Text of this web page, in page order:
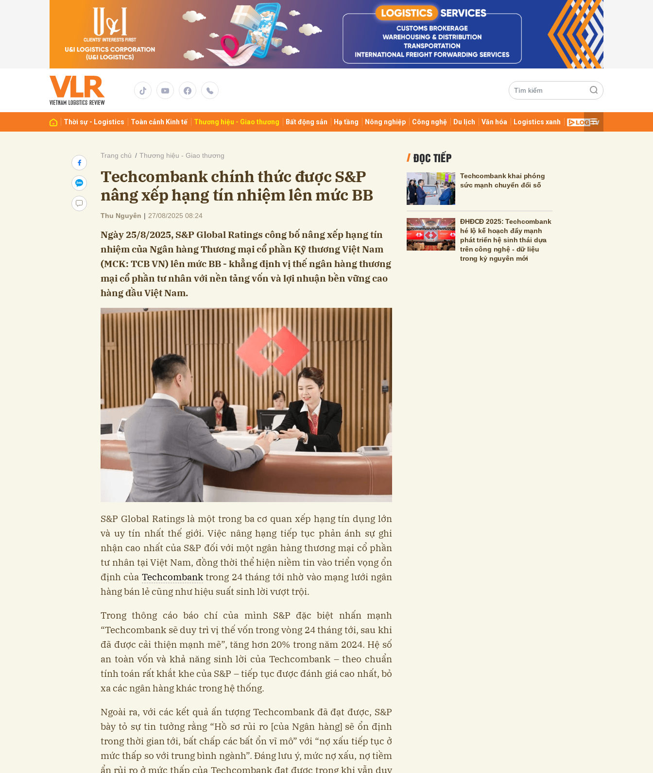
Thời sự - Logistics Toàn cảnh Kinh tế Thương hiệu - Giao thương Bất động sản Hạ tầng Nông nghiệp Công nghệ Du lịch Văn hóa Logistics xanh
Trang chủ Thương hiệu - Giao thương
Techcombank chính thức được S&P
nâng xếp hạng tín nhiệm lên mức BB
Thu Nguyên | 27/08/2025 08:24
Ngày 25/8/2025, S&P Global Ratings công bố nâng xếp hạng tín
nhiệm của Ngân hàng Thương mại cổ phần Kỹ thương Việt Nam
(MCK: TCB VN) lên mức BB - khẳng định vị thế ngân hàng thương
mại cổ phần tư nhân với nền tảng vốn và lợi nhuận bền vững cao
hàng đầu Việt Nam.
S&P Global Ratings là một trong ba cơ quan xếp hạng tín dụng lớn
và uy tín nhất thế giới. Việc nâng hạng tiếp tục phản ánh sự ghi
nhận cao nhất của S&P đối với một ngân hàng thương mại cổ phần
tư nhân tại Việt Nam, đồng thời thể hiện niềm tin vào triển vọng ổn
định của Techcombanktrong 24 tháng tới nhờ vào mạng lưới ngân
hàng bán lẻ cũng như hiệu suất sinh lời vượt trội.
Trong thông cáo báo chí của mình S&P đặc biệt nhấn mạnh
“Techcombank sẽ duy trì vị thế vốn trong vòng 24 tháng tới, sau khi
đã được cải thiện mạnh mẽ”, tăng hơn 20% trong năm 2024. Hệ số
an toàn vốn và khả năng sinh lời của Techcombank – theo chuẩn
tính toán rất khắt khe của S&P – tiếp tục được đánh giá cao nhất, bỏ
xa các ngân hàng khác trong hệ thống.
Ngoài ra, với các kết quả ấn tượng Techcombank đã đạt được, S&P
bày tỏ sự tin tưởng rằng “Hồ sơ rủi ro [của Ngân hàng] sẽ ổn định
trong thời gian tới, bất chấp các bất ổn vĩ mô” với “nợ xấu tiếp tục ở
mức thấp so với trung bình ngành”. Đáng lưu ý, mức nợ xấu, nợ tiềm
ẩn rủi ro ở mức thấp của Techcombank đạt được trong khi vẫn duy
ĐỌC TIẾP
Techcombank khai phóng
sức mạnh chuyển đổi số
ĐHĐCĐ 2025: Techcombank
hé lộ kế hoạch đẩy mạnh
phát triển hệ sinh thái dựa
trên công nghệ - dữ liệu
trong kỷ nguyên mới
Gửi bình luận